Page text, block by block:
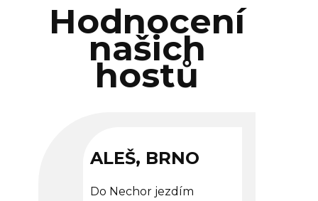
Hodnocení
našich
hostů
ALEŠ, BRNO
Do Nechor jezdím